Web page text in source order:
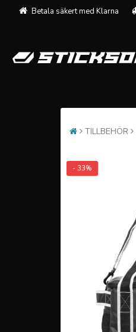
Betala säkert med Klarna
TILLBEHÖR
- 33%